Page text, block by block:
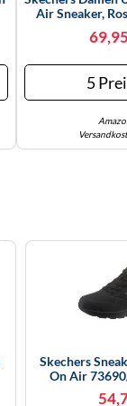
Air Sneaker,
5
Skechers
On Air
Schwarz